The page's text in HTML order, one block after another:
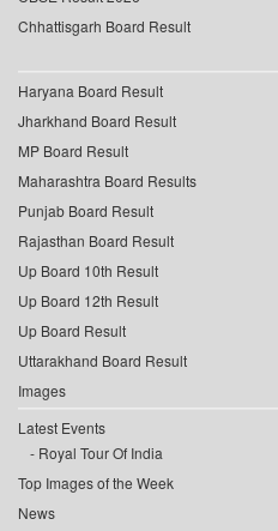
Chhattisgarh Board Result
Haryana Board Result
Jharkhand Board Result
MP Board Result
Maharashtra Board Results
Punjab Board Result
Rajasthan Board Result
Up Board 10th Result
Up Board 12th Result
Up Board Result
Uttarakhand Board Result
Images
Latest Events
Royal Tour Of India
Top Images of the Week
News